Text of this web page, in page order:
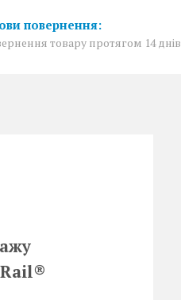
товару протягом 14 днів